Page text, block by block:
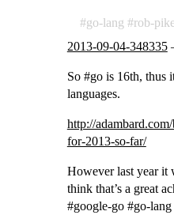
go-lang
rob-
2013-09-04-348335
So #go is 16th, thus
languages.
http://
for-2013-so-far/
However last year it
think that’s a great
#google-go #go-